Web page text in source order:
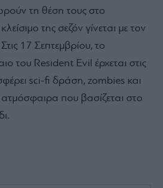
τη θέση τους στο
της σεζόν γίνεται με τον
17 Σεπτεμβρίου, το
του Resident Evil έρχεται στις
sci-fi δράση, zombies και
που βασίζεται στο